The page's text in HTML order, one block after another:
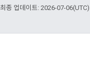
최종 업데이트: 2026-07-06(UTC)